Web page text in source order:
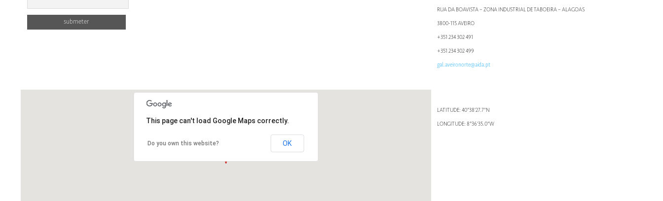
RUA DA BOAVISTA – ZONA INDUSTRIAL DE TABOEIRA – ALAGOAS
3800-115 AVEIRO
+351 234 302 491
+351 234 302 499
gal.aveironorte@aida.pt
This page can't load Google Maps correctly.
Do you own this website? OK
LATITUDE: 40°38'27.7"N
LONGITUDE: 8°36'35.0"W